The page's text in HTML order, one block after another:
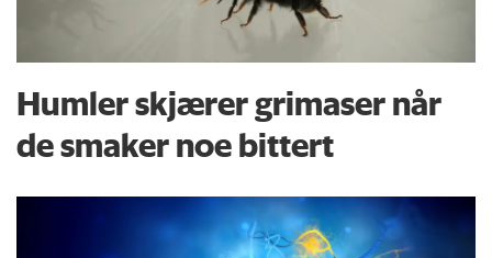
Humler skjærer grimaser når
de smaker noe bittert